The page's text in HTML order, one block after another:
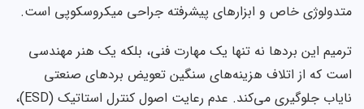
متدولوژی خاص و ابزارهای پیشرفته جراحی میکروسکوپی است.
ترمیم این بردها نه تنها یک مهارت فنی، بلکه یک هنر مهندسی
است که از اتلاف هزینه‌های سنگین تعویض بردهای صنعتی
نایاب جلوگیری می‌کند. عدم رعایت اصول کنترل استاتیک (ESD)،